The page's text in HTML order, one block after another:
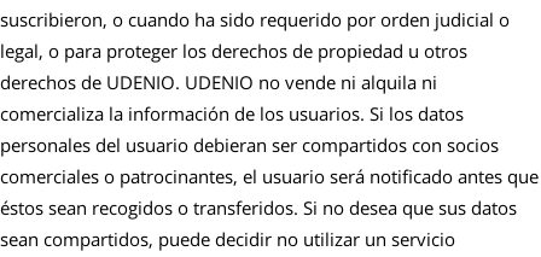
suscribieron, o cuando ha sido requerido por orden judicial o
legal, o para proteger los derechos de propiedad u otros
derechos de UDENIO. UDENIO no vende ni alquila ni
comercializa la información de los usuarios. Si los datos
personales del usuario debieran ser compartidos con socios
comerciales o patrocinantes, el usuario será notificado antes que
éstos sean recogidos o transferidos. Si no desea que sus datos
sean compartidos, puede decidir no utilizar un servicio